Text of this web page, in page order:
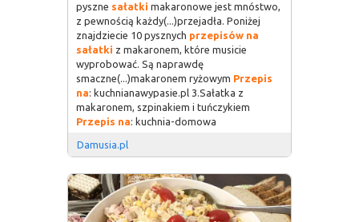
pyszne sałatki makaronowe jest mnóstwo,
z pewnością każdy(...)przejadła. Poniżej
znajdziecie 10 pysznych przepisów na
sałatki z makaronem, które musicie
wyprobować. Są naprawdę
smaczne(...)makaronem ryżowym Przepis
na: kuchnianawypasie.pl 3.Sałatka z
makaronem, szpinakiem i tuńczykiem
Przepis na: kuchnia-domowa
Damusia.pl